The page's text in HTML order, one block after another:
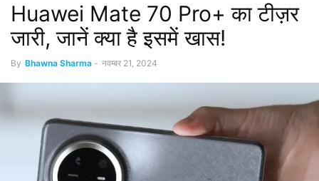
Huawei Mate 70 Pro+ का टीज़र
जारी, जानें क्या है इसमें खास!
By Bhawna Sharma - नवम्बर 21, 2024